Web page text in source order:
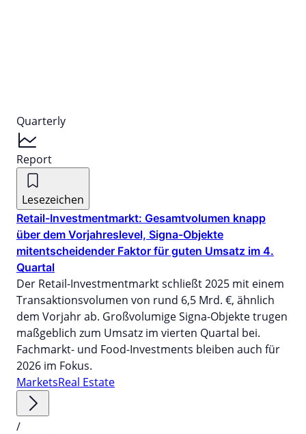
Quarterly
Report
Lesezeichen
Retail-Investmentmarkt: Gesamtvolumen knapp
über dem Vorjahreslevel, Signa-Objekte
mitentscheidender Faktor für guten Umsatz im 4.
Quartal
Der Retail-Investmentmarkt schließt 2025 mit einem
Transaktionsvolumen von rund 6,5 Mrd. €, ähnlich
dem Vorjahr ab. Großvolumige Signa-Objekte trugen
maßgeblich zum Umsatz im vierten Quartal bei.
Fachmarkt- und Food-Investments bleiben auch für
2026 im Fokus.
MarketsReal Estate
/